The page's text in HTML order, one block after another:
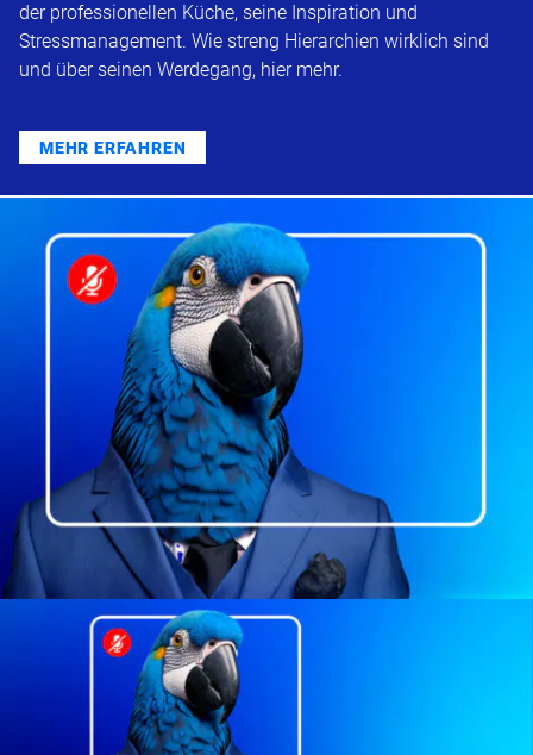
der professionellen Küche, seine Inspiration und
Stressmanagement. Wie streng Hierarchien wirklich sind
und über seinen Werdegang, hier mehr.
MEHR ERFAHREN